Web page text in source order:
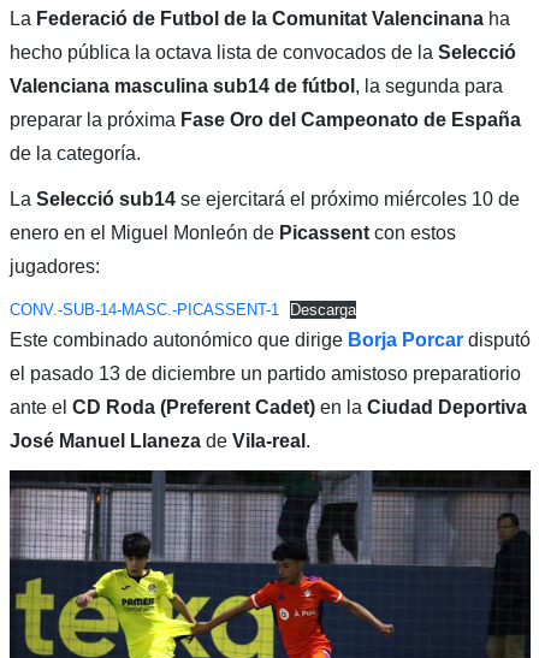
La Federació de Futbol de la Comunitat Valencinana ha
hecho pública la octava lista de convocados de la Selecció
Valenciana masculina sub14 de fútbol , la segunda para
preparar la próxima Fase Oro del Campeonato de España
de la categoría.
La Selecció sub14se ejercitará el próximo miércoles 10 de
enero en el Miguel Monleón de Picassentcon estos
jugadores:
CONV.-SUB-14-MASC.-PICASSENT-1 Descarga
Este combinado autonómico que dirige Borja Porcar disputó
el pasado 13 de diciembre un partido amistoso preparatiorio
ante el CD Roda (Preferent Cadet) en la Ciudad Deportiva
José Manuel Llanezade Vila-real .